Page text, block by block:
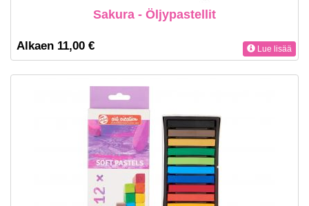
Sakura - Öljypastellit
Alkaen 11,00 € Lue lisää